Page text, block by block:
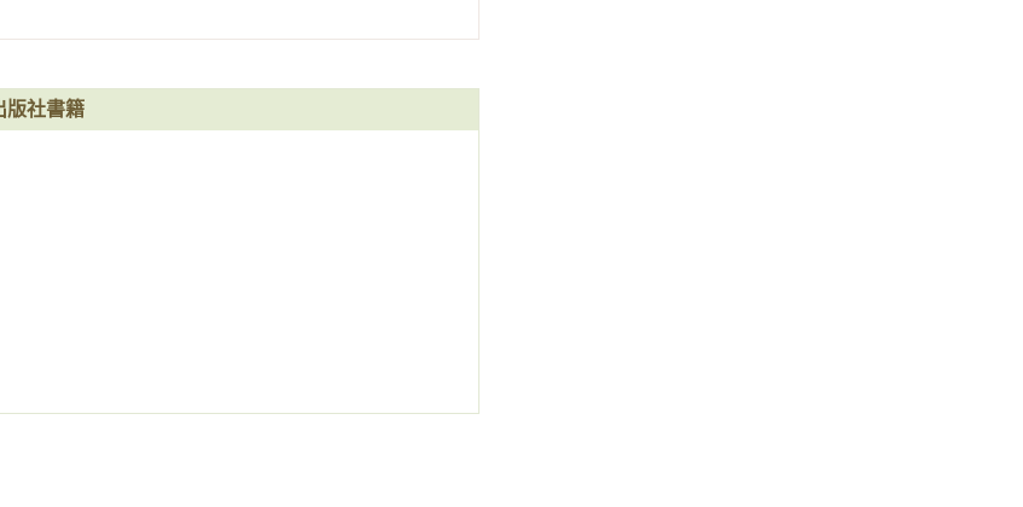
酒精加上法朵音樂的交互作用讓人很容易腿軟、心碎，
吧
看到人們在晾衣架下、坐在板凳上、拎著啤酒、痴痴地
上的女神引領我走進哈瓦那、穿越菸田、跳入加勒比海，
。
版社書籍